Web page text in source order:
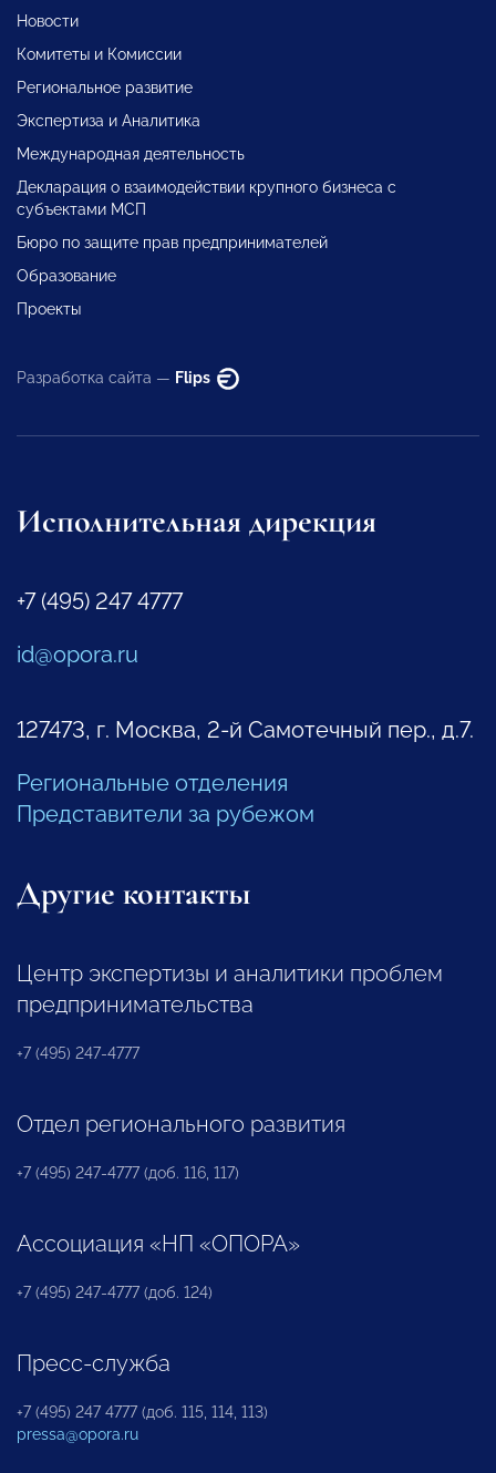
Новости
Комитеты и Комиссии
Региональное развитие
Экспертиза и Аналитика
Международная деятельность
Декларация о взаимодействии крупного бизнеса с
субъектами МСП
Бюро по защите прав предпринимателей
Образование
Проекты
Разработка сайта — Flips
Исполнительная дирекция
+7 (495) 247 4777
id@opora.ru
127473, г. Москва, 2-й Самотечный пер., д.7.
Региональные отделения
Представители за рубежом
Другие контакты
Центр экспертизы и аналитики проблем
предпринимательства
+7 (495) 247-4777
Отдел регионального развития
+7 (495) 247-4777 (доб. 116, 117)
Ассоциация «НП «ОПОРА»
+7 (495) 247-4777 (доб. 124)
Пресс-служба
+7 (495) 247 4777 (доб. 115, 114, 113)
pressa@opora.ru